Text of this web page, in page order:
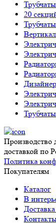
20
Производство
доставкой по
Политика
Покупателям
Каталог
В